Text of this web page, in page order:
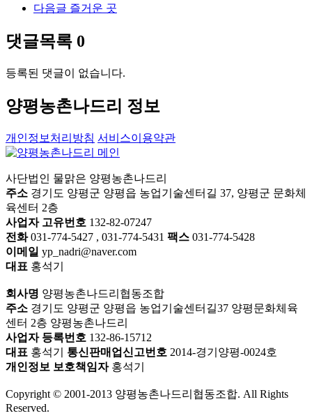
다음글 즐거운 곳
댓글목록 0
등록된 댓글이 없습니다.
양평농촌나드리 정보
개인정보처리방침 서비스이용약관
사단법인 물맑은 양평농촌나드리
주소 경기도 양평군 양평읍 농업기술센터길 37, 양평군 문화체
육센터 2층
사업자 고유번호 132-82-07247
전화031-774-5427 , 031-774-5431 팩스 031-774-5428
이메일 yp_nadri@naver.com
대표 홍석기
회사명 양평농촌나드리협동조합
주소 경기도 양평군 양평읍 농업기술센터길37 양평문화체육
센터 2층 양평농촌나드리
사업자 등록번호 132-86-15712
대표 홍석기 통신판매업신고번호 2014-경기양평-0024호
개인정보 보호책임자홍석기
Copyright © 2001-2013 양평농촌나드리협동조합. All Rights
Reserved.